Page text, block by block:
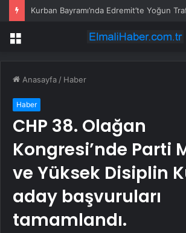
Kurban Bayramı’nda Edremit’te Yoğun
Menü
Anasayfa / Haber
Haber
CHP 38. Olağan
Kongresi’nde Parti
ve Yüksek Disiplin
aday başvuruları
tamamlandı.